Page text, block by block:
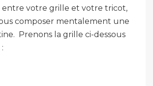
votre grille et votre tricot,
composer mentalement une
Prenons la grille ci-dessous